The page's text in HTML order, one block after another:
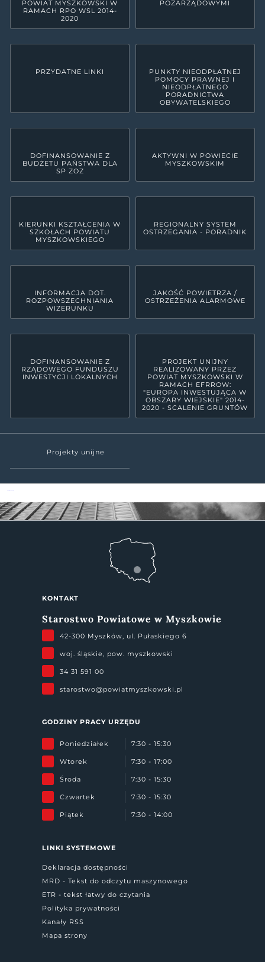
POWIAT MYSZKOWSKI W
RAMACH RPO WSL 2014-
2020
POZARZĄDOWYMI
PRZYDATNE LINKI
PUNKTY NIEODPŁATNEJ
POMOCY PRAWNEJ I
NIEODPŁATNEGO
PORADNICTWA
OBYWATELSKIEGO
DOFINANSOWANIE Z
BUDŻETU PAŃSTWA DLA
SP ZOZ
AKTYWNI W POWIECIE
MYSZKOWSKIM
KIERUNKI KSZTAŁCENIA W
SZKOŁACH POWIATU
MYSZKOWSKIEGO
REGIONALNY SYSTEM
OSTRZEGANIA - PORADNIK
INFORMACJA DOT.
ROZPOWSZECHNIANIA
WIZERUNKU
JAKOŚĆ POWIETRZA /
OSTRZEŻENIA ALARMOWE
DOFINANSOWANIE Z
RZĄDOWEGO FUNDUSZU
INWESTYCJI LOKALNYCH
PROJEKT UNIJNY
REALIZOWANY PRZEZ
POWIAT MYSZKOWSKI W
RAMACH EFRROW:
"EUROPA INWESTUJĄCA W
OBSZARY WIEJSKIE" 2014-
2020 - SCALENIE GRUNTÓW
Projekty unijne
KONTAKT
Starostwo Powiatowe w Myszkowie
42-300 Myszków, ul. Pułaskiego 6
woj. śląskie, pow. myszkowski
34 31 591 00
starostwo@powiatmyszkowski.pl
GODZINY PRACY URZĘDU
Poniedziałek 7:30 - 15:30
Wtorek 7:30 - 17:00
Środa 7:30 - 15:30
Czwartek 7:30 - 15:30
Piątek 7:30 - 14:00
LINKI SYSTEMOWE
Deklaracja dostępności
MRD - Tekst do odczytu maszynowego
ETR - tekst łatwy do czytania
Polityka prywatności
Kanały RSS
Mapa strony